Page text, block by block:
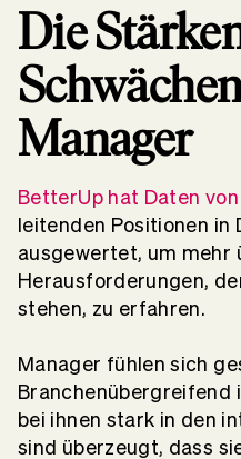
Die
Manager
BetterUp hat Daten
leitenden Positionen in
ausgewertet, um mehr
Herausforderungen,
stehen, zu erfahren.
Manager fühlen sich
Branchenübergreifend
bei ihnen stark in den
sind überzeugt, dass